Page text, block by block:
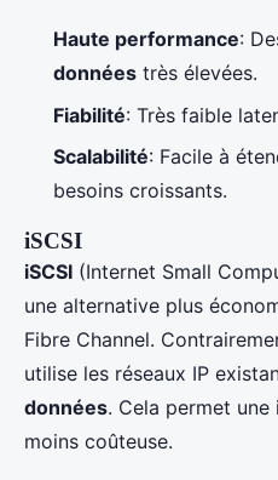
Haute performance:
données très élevées.
Fiabilité: Très faible
Scalabilité: Facile à
besoins croissants.
iSCSI
iSCSI (Internet Small
une alternative plus
Fibre Channel.
utilise les réseaux IP
données. Cela permet
moins coûteuse.